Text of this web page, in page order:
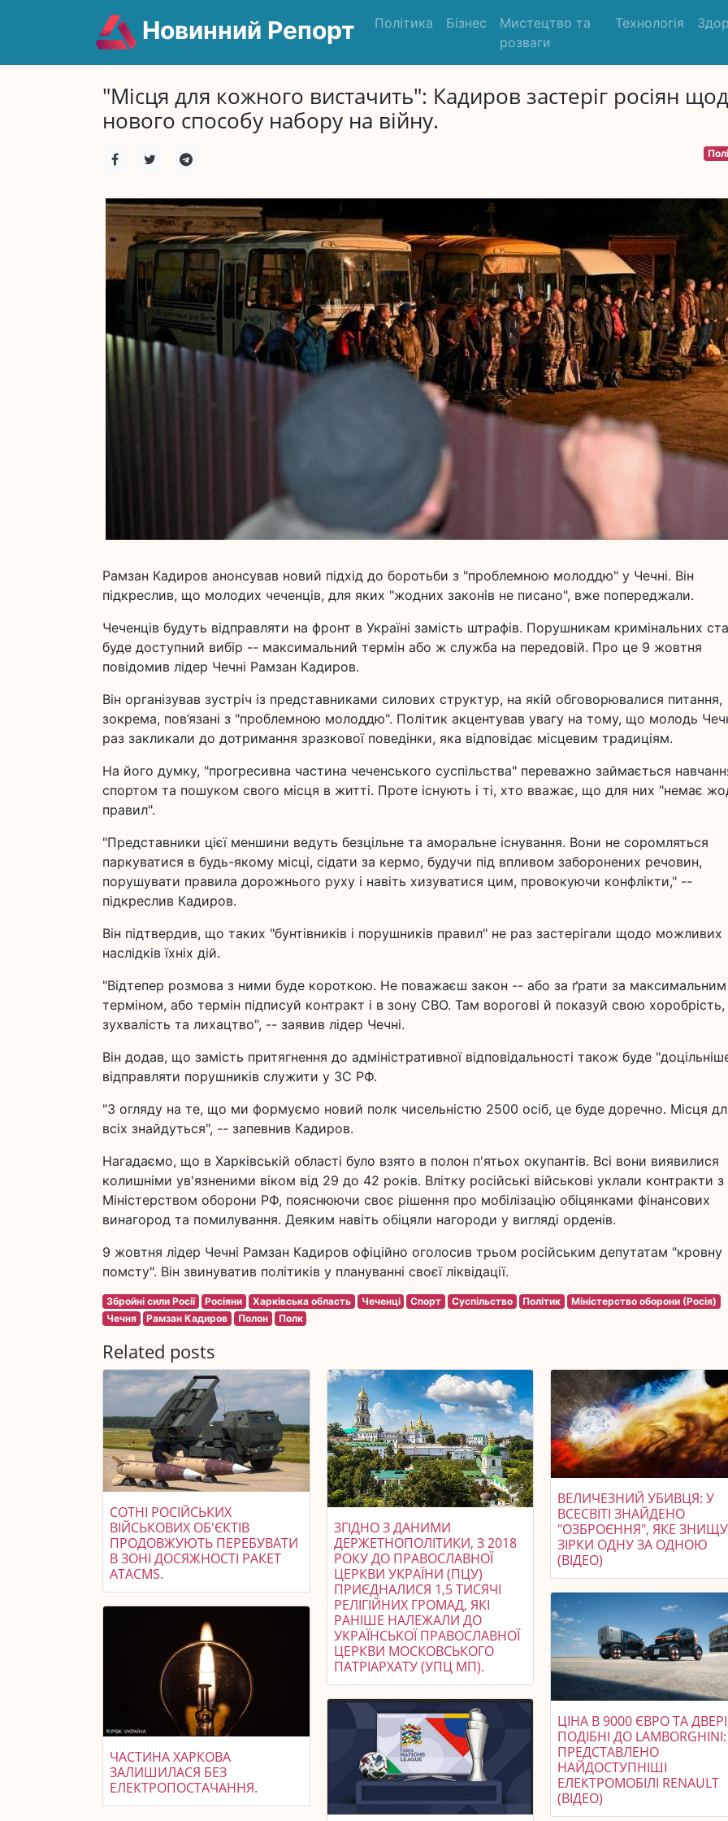
Новинний Репорт Політика Бізнес
Мистецтво та
розваги
Технологія
"Місця для кожного вистачить": Кадиров застеріг росіян
нового способу набору на війну.
Рамзан Кадиров анонсував новий підхід до боротьби з "проблемною молоддю" у Чечні. Він
підкреслив, що молодих чеченців, для яких "жодних законів не писано", вже попереджали.
Чеченців будуть відправляти на фронт в Україні замість штрафів. Порушникам кримінальних
буде доступний вибір -- максимальний термін або ж служба на передовій. Про це 9 жовтня
повідомив лідер Чечні Рамзан Кадиров.
Він організував зустріч із представниками силових структур, на якій обговорювалися питання,
зокрема, пов’язані з "проблемною молоддю". Політик акцентував увагу на тому, що молодь
раз закликали до дотримання зразкової поведінки, яка відповідає місцевим традиціям.
На його думку, "прогресивна частина чеченського суспільства" переважно займається
спортом та пошуком свого місця в житті. Проте існують і ті, хто вважає, що для них "немає
правил".
"Представники цієї меншини ведуть безцільне та аморальне існування. Вони не соромляться
паркуватися в будь-якому місці, сідати за кермо, будучи під впливом заборонених речовин,
порушувати правила дорожнього руху і навіть хизуватися цим, провокуючи конфлікти," --
підкреслив Кадиров.
Він підтвердив, що таких "бунтівників і порушників правил" не раз застерігали щодо можливих
наслідків їхніх дій.
"Відтепер розмова з ними буде короткою. Не поважаєш закон -- або за ґрати за максимальним
терміном, або термін підписуй контракт і в зону СВО. Там ворогові й показуй свою хоробрість,
зухвалість та лихацтво", -- заявив лідер Чечні.
Він додав, що замість притягнення до адміністративної відповідальності також буде
відправляти порушників служити у ЗС РФ.
"З огляду на те, що ми формуємо новий полк чисельністю 2500 осіб, це буде доречно. Місця
всіх знайдуться", -- запевнив Кадиров.
Нагадаємо, що в Харківській області було взято в полон п'ятьох окупантів. Всі вони виявилися
колишніми ув'язненими віком від 29 до 42 років. Влітку російські військові уклали контракти з
Міністерством оборони РФ, пояснюючи своє рішення про мобілізацію обіцянками фінансових
винагород та помилування. Деяким навіть обіцяли нагороди у вигляді орденів.
9 жовтня лідер Чечні Рамзан Кадиров офіційно оголосив трьом російським депутатам "кровну
помсту". Він звинуватив політиків у плануванні своєї ліквідації.
Збройні сили Росії Росіяни Харківська область Чеченці Спорт Суспільство Політик
Міністерство оборони (Росія)
Чечня
Рамзан Кадиров Полон Полк
Related posts
СОТНІ РОСІЙСЬКИХ
ВІЙСЬКОВИХ ОБ'ЄКТІВ
ПРОДОВЖУЮТЬ ПЕРЕБУВАТИ
В ЗОНІ ДОСЯЖНОСТІ РАКЕТ
ATACMS.
ЧАСТИНА ХАРКОВА
ЗАЛИШИЛАСЯ БЕЗ
ЕЛЕКТРОПОСТАЧАННЯ.
ЗГІДНО З ДАНИМИ
ДЕРЖЕТНОПОЛІТИКИ, З 2018
РОКУ ДО ПРАВОСЛАВНОЇ
ЦЕРКВИ УКРАЇНИ (ПЦУ)
ПРИЄДНАЛИСЯ 1,5 ТИСЯЧІ
РЕЛІГІЙНИХ ГРОМАД, ЯКІ
РАНІШЕ НАЛЕЖАЛИ ДО
УКРАЇНСЬКОЇ ПРАВОСЛАВНОЇ
ЦЕРКВИ МОСКОВСЬКОГО
ПАТРІАРХАТУ (УПЦ МП).
ВЕЛИЧЕЗНИЙ УБИВЦЯ: У
ВСЕСВІТІ ЗНАЙДЕНО
"ОЗБРОЄННЯ", ЯКЕ
ЗІРКИ ОДНУ ЗА ОДНОЮ
(ВІДЕО)
ЦІНА В 9000 ЄВРО ТА
ПОДІБНІ ДО LAMBORGHINI:
ПРЕДСТАВЛЕНО
НАЙДОСТУПНІШІ
ЕЛЕКТРОМОБІЛІ RENAULT
(ВІДЕО)